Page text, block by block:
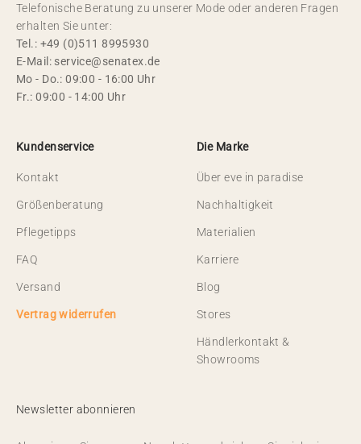
Telefonische Beratung zu unserer Mode oder anderen Fragen
erhalten Sie unter:
Tel.: +49 (0)511 8995930
E-Mail: service@senatex.de
Mo - Do.: 09:00 - 16:00 Uhr
Fr.: 09:00 - 14:00 Uhr
Kundenservice
Kontakt
Größenberatung
Pflegetipps
FAQ
Versand
Vertrag widerrufen
Die Marke
Über eve in paradise
Nachhaltigkeit
Materialien
Karriere
Blog
Stores
Händlerkontakt &
Showrooms
Newsletter abonnieren